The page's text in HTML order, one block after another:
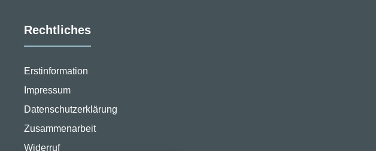
Rechtliches
Erstinformation
Impressum
Datenschutzerklärung
Zusammenarbeit
Widerruf